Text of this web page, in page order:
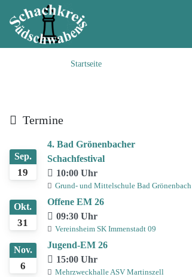
Startseite
Termine
19
Sep.
4. Bad Grönenbacher
Schachfestival
10:00 Uhr
Grund- und Mittelschule Bad Grönenbach
31
Okt.
Offene EM 26
09:30 Uhr
Vereinsheim SK Immenstadt 09
6
Nov.
Jugend-EM 26
15:00 Uhr
Mehrzweckhalle ASV Martinszell